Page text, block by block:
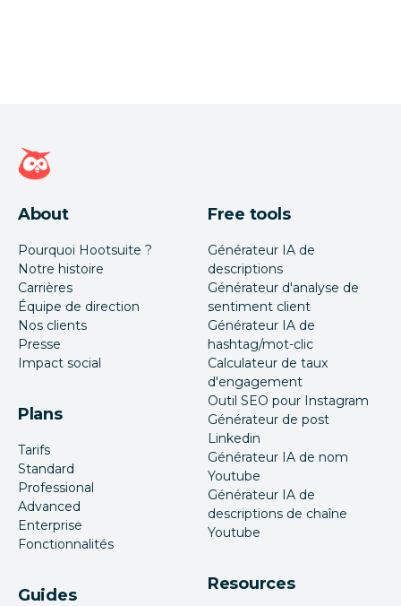
Page d'accueil Hootsuite
About
Pourquoi Hootsuite ?
Notre histoire
Carrières
Équipe de direction
Nos clients
Presse
Impact social
Plans
Tarifs
Standard
Professional
Advanced
Enterprise
Fonctionnalités
Guides
Free tools
Générateur IA de
descriptions
Générateur d'analyse de
sentiment client
Générateur IA de
hashtag/mot-clic
Calculateur de taux
d'engagement
Outil SEO pour Instagram
Générateur de post
Linkedin
Générateur IA de nom
Youtube
Générateur IA de
descriptions de chaîne
Youtube
Resources